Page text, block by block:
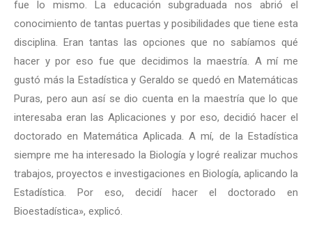
fue lo mismo. La educación subgraduada nos abrió el
conocimiento de tantas puertas y posibilidades que tiene esta
disciplina. Eran tantas las opciones que no sabíamos qué
hacer y por eso fue que decidimos la maestría. A mí me
gustó más la Estadística y Geraldo se quedó en Matemáticas
Puras, pero aun así se dio cuenta en la maestría que lo que
interesaba eran las Aplicaciones y por eso, decidió hacer el
doctorado en Matemática Aplicada. A mí, de la Estadística
siempre me ha interesado la Biología y logré realizar muchos
trabajos, proyectos e investigaciones en Biología, aplicando la
Estadística. Por eso, decidí hacer el doctorado en
Bioestadística», explicó.